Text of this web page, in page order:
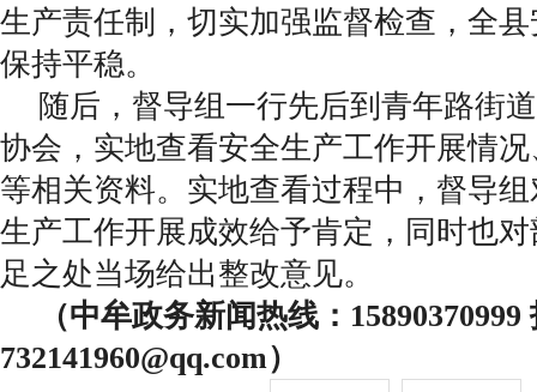
生产责任制，切实加强监督检查，全
保持平稳。
随后，督导组一行先后到青年路街
协会，实地查看安全生产工作开展情
等相关资料。实地查看过程中，督导
生产工作开展成效给予肯定，同时也
足之处当场给出整改意见。
（中牟政务新闻热线：
732141960@qq.com）